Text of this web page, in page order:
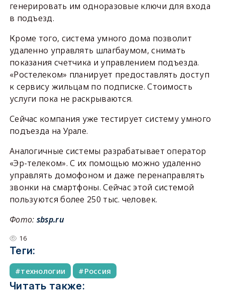
генерировать им одноразовые ключи для входа
в подъезд.
Кроме того, система умного дома позволит
удаленно управлять шлагбаумом, снимать
показания счетчика и управлением подъезда.
«Ростелеком» планирует предоставлять доступ
к сервису жильцам по подписке. Стоимость
услуги пока не раскрываются.
Сейчас компания уже тестирует систему умного
подъезда на Урале.
Аналогичные системы разрабатывает оператор
«Эр-телеком». С их помощью можно удаленно
управлять домофоном и даже перенаправлять
звонки на смартфоны. Сейчас этой системой
пользуются более 250 тыс. человек.
Фото: sbsp.ru
16
Теги:
технологии Россия
Читать также: